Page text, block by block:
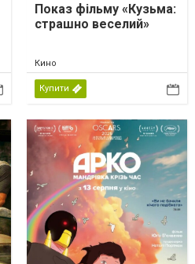
Показ фільму «Кузьма:
страшно веселий»
Кино
Купити